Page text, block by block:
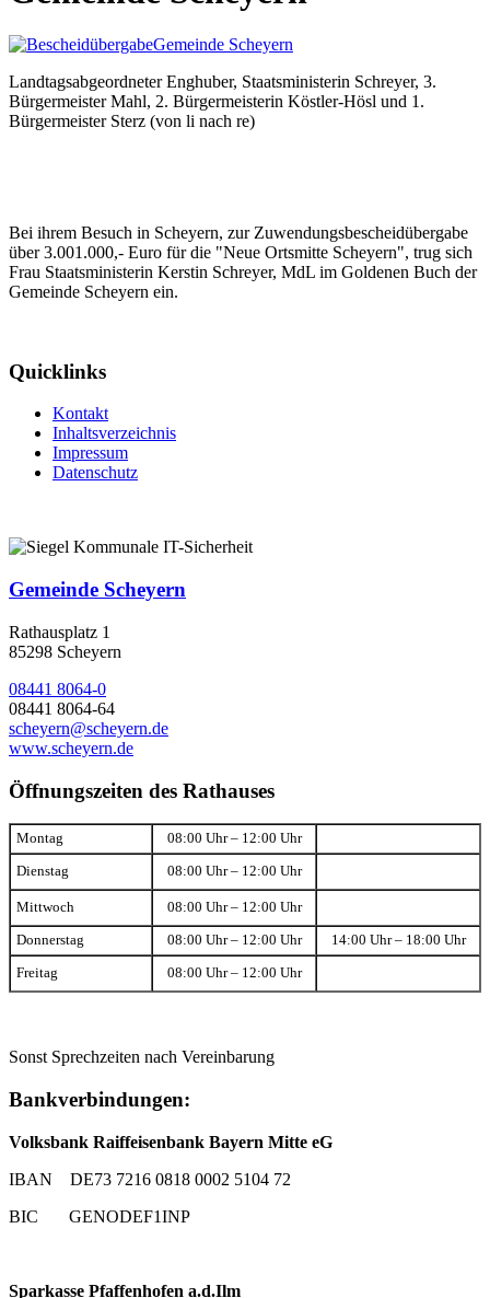
Gemeinde Scheyern
Landtagsabgeordneter Enghuber, Staatsministerin Schreyer, 3.
Bürgermeister Mahl, 2. Bürgermeisterin Köstler-Hösl und 1.
Bürgermeister Sterz (von li nach re)
Bei ihrem Besuch in Scheyern, zur Zuwendungsbescheidübergabe
über 3.001.000,- Euro für die "Neue Ortsmitte Scheyern", trug sich
Frau Staatsministerin Kerstin Schreyer, MdL im Goldenen Buch der
Gemeinde Scheyern ein.
Quicklinks
Kontakt
Inhaltsverzeichnis
Impressum
Datenschutz
Gemeinde Scheyern
Rathausplatz 1
85298 Scheyern
08441 8064-0
08441 8064-64
scheyern@scheyern.de
www.scheyern.de
Öffnungszeiten des Rathauses
Montag 08:00 Uhr – 12:00 Uhr
Dienstag 08:00 Uhr – 12:00 Uhr
Mittwoch 08:00 Uhr – 12:00 Uhr
Donnerstag 08:00 Uhr – 12:00 Uhr 14:00 Uhr – 18:00 Uhr
Freitag 08:00 Uhr – 12:00 Uhr
Sonst Sprechzeiten nach Vereinbarung
Bankverbindungen:
Volksbank Raiffeisenbank Bayern Mitte eG
IBAN DE73 7216 0818 0002 5104 72
BIC GENODEF1INP
Sparkasse Pfaffenhofen a.d.Ilm